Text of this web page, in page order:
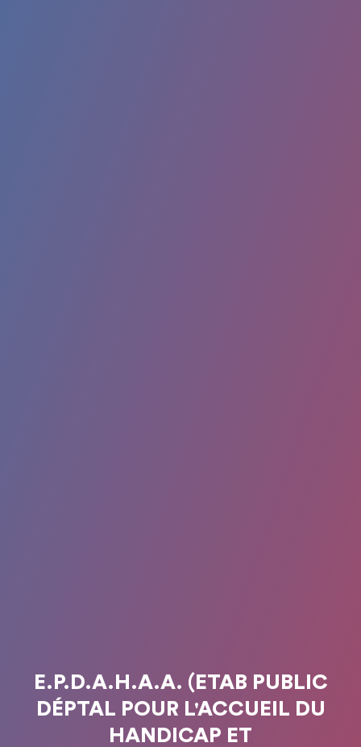
E.P.D.A.H.A.A. (ETAB PUBLIC
DÉPTAL POUR L'ACCUEIL DU
HANDICAP ET